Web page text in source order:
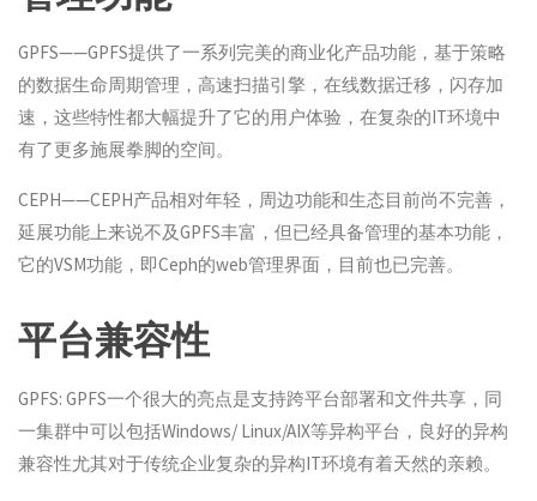
GPFS——GPFS提供了一系列完美的商业化产品功能，基于策略
的数据生命周期管理，高速扫描引擎，在线数据迁移，闪存加
速，这些特性都大幅提升了它的用户体验，在复杂的IT环境中
有了更多施展拳脚的空间。
CEPH——CEPH产品相对年轻，周边功能和生态目前尚不完善，
延展功能上来说不及GPFS丰富，但已经具备管理的基本功能，
它的VSM功能，即Ceph的web管理界面，目前也已完善。
平台兼容性
GPFS: GPFS一个很大的亮点是支持跨平台部署和文件共享，同
一集群中可以包括Windows/ Linux/AIX等异构平台，良好的异构
兼容性尤其对于传统企业复杂的异构IT环境有着天然的亲赖。